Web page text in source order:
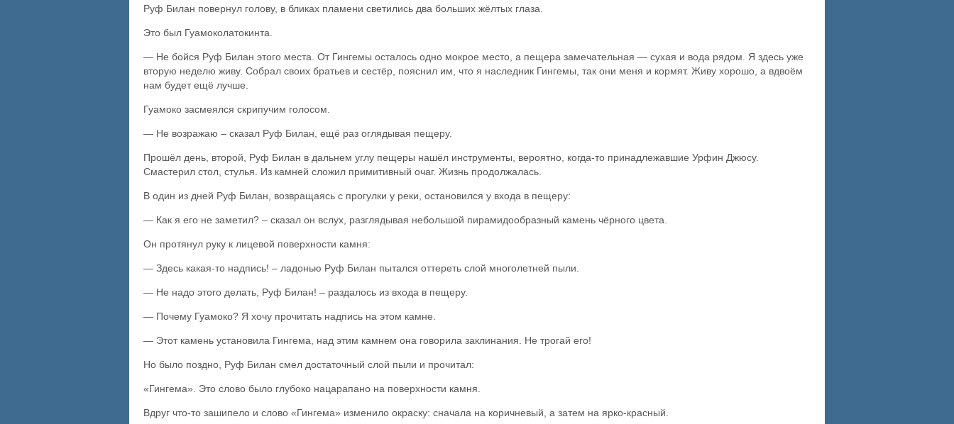
Руф Билан повернул голову, в бликах пламени светились два больших жёлтых глаза.
Это был Гуамоколатокинта.
— Не бойся Руф Билан этого места. От Гингемы осталось одно мокрое место, а пещера замечательная — сухая и вода рядом. Я здесь уже
вторую неделю живу. Собрал своих братьев и сестёр, пояснил им, что я наследник Гингемы, так они меня и кормят. Живу хорошо, а вдвоём
нам будет ещё лучше.
Гуамоко засмеялся скрипучим голосом.
— Не возражаю – сказал Руф Билан, ещё раз оглядывая пещеру.
Прошёл день, второй, Руф Билан в дальнем углу пещеры нашёл инструменты, вероятно, когда-то принадлежавшие Урфин Джюсу.
Смастерил стол, стулья. Из камней сложил примитивный очаг. Жизнь продолжалась.
В один из дней Руф Билан, возвращаясь с прогулки у реки, остановился у входа в пещеру:
— Как я его не заметил? – сказал он вслух, разглядывая небольшой пирамидообразный камень чёрного цвета.
Он протянул руку к лицевой поверхности камня:
— Здесь какая-то надпись! – ладонью Руф Билан пытался оттереть слой многолетней пыли.
— Не надо этого делать, Руф Билан! – раздалось из входа в пещеру.
— Почему Гуамоко? Я хочу прочитать надпись на этом камне.
— Этот камень установила Гингема, над этим камнем она говорила заклинания. Не трогай его!
Но было поздно, Руф Билан смел достаточный слой пыли и прочитал:
«Гингема». Это слово было глубоко нацарапано на поверхности камня.
Вдруг что-то зашипело и слово «Гингема» изменило окраску: сначала на коричневый, а затем на ярко-красный.